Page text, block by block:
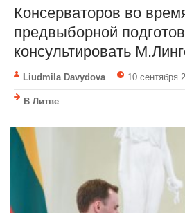
Консерваторов во
предвыборной
консультировать
Liudmila Davydova 10 сентября
В Литве